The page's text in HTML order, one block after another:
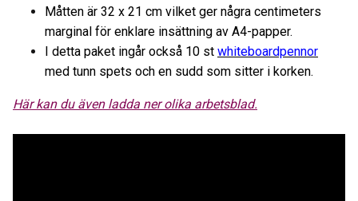
Måtten är 32 x 21 cm vilket ger några centimeters
marginal för enklare insättning av A4-papper.
I detta paket ingår också 10 st whiteboardpennor
med tunn spets och en sudd som sitter i korken.
Här kan du även ladda ner olika arbetsblad.